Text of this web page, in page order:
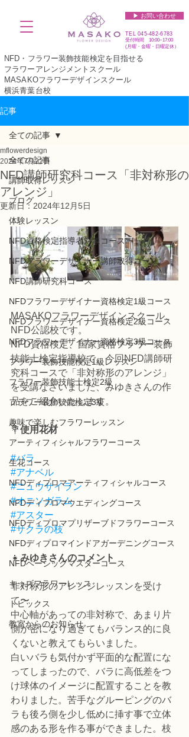
▶︎ お問い合わせ
TEL045-482-6783
受付時間 10:00~17:00​​​
(​月曜・金曜・日曜定休）
NFD・フラワー装飾技能検定を目指せる
フラワーアレンジメントスクール
MASAKOフラワーデザインスクール
横浜青葉台校
記事
全ての記事
講師取得レッスン
ブログ
体験レッスン
NFD資格検定指導者対象コース
NFDフラワーデザイナー講師取得コース
NFD講師研究科コース
NFDフラワーデザイナー資格検定1級コース
NFDフラワーデザイナー資格検定2級コース
NFDフラワーデザイナー資格検定3級コース
フラワー装飾技能検定1級レッスン
フラワー装飾技能士検定2級
フラワー装飾技能検定3級
趣味で楽しむフラワーレッスン
アーティフィシャルフラワーコース
生花コース
NFDディプロマアーティフィシャルコース
NFDディプロマウエディングコース
NFDディプロマプリザーブドフラワーコース
NFDディプロマインドアガーデニングコース
NFDベーシックマスターコース
キッズフラワーレッス
トピックス
教室からのお知らせ
全ての記事
NFD講師研究科コース「非対称形の
アレンジ」
mflowerdesign
2024年7月22日
更新日： 2024年12月5日
MASAKOフラワーデザインスクール、
NFD公認校です。
NFD資格検定、国家資格フラワー装飾
技能士検定指導校で、今回NFD講師研
究科コースで「非対称形のアレンジ」
を受講なさいました、みゆきさんの作
品をご紹介いたします。
💐使用花材
#バラ
#アナベル
#ニュウサイラン
#オニソガラム
#アスター
#サクラの枝
👧 みゆきさんのコメント
非対称形のアレンジレッスンを受け
て〜
中心軸があっての非対称で、あまり片
側が密になり過ぎてもバランス的に良
くないと教えてもらいました。
白いバラも気付かず平面的な配置にな
ってしまったので、バラに高低差をつ
け球体のイメージに配置することを教
わりました。苦手なグルーピングのバ
ラも後ろ側を少し低めに挿す事で立体
感のある形を作る事ができました。枝